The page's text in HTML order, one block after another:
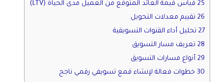
25 قياس قيمة العائد المتوقع من العميل مدى الحياة (LTV)
26 تقييم معدلات التحويل
27 تحليل أداء القنوات التسويقية
28 تعريف مسار التسويق
29 أنواع مسارات التسويق
30 خطوات فعالة لإنشاء قمع تسويقي رقمي ناجح